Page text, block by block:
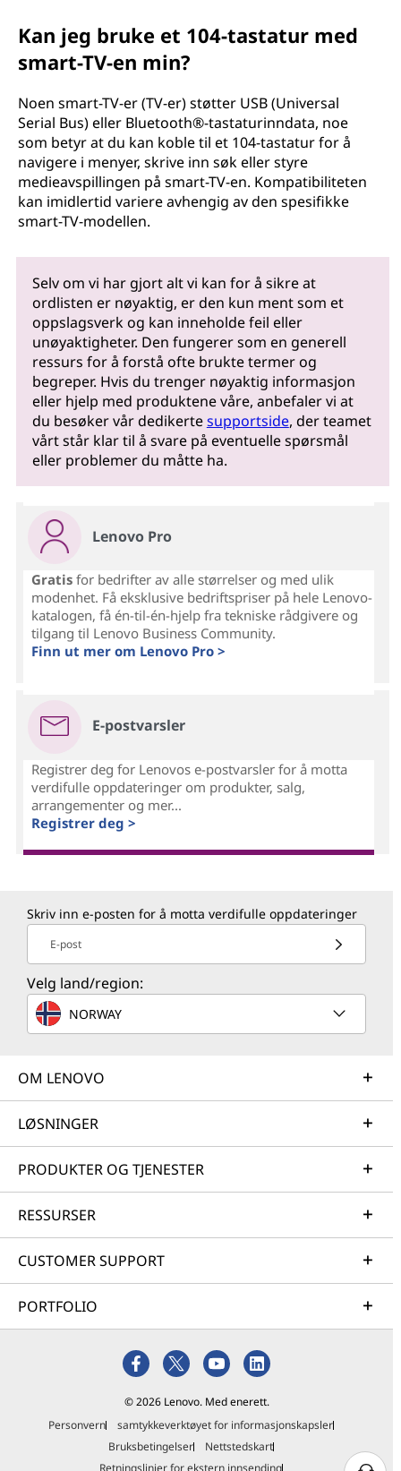
Kan jeg bruke et 104-tastatur med
smart-TV-en min?
Noen smart-TV-er (TV-er) støtter USB (Universal
Serial Bus) eller Bluetooth®-tastaturinndata, noe
som betyr at du kan koble til et 104-tastatur for å
navigere i menyer, skrive inn søk eller styre
medieavspillingen på smart-TV-en. Kompatibiliteten
kan imidlertid variere avhengig av den spesifikke
smart-TV-modellen.
Selv om vi har gjort alt vi kan for å sikre at
ordlisten er nøyaktig, er den kun ment som et
oppslagsverk og kan inneholde feil eller
unøyaktigheter. Den fungerer som en generell
ressurs for å forstå ofte brukte termer og
begreper. Hvis du trenger nøyaktig informasjon
eller hjelp med produktene våre, anbefaler vi at
du besøker vår dedikertesupportside, der teamet
vårt står klar til å svare på eventuelle spørsmål
eller problemer du måtte ha.
Lenovo Pro
Gratisfor bedrifter av alle størrelser og med ulik
modenhet. Få eksklusive bedriftspriser på hele Lenovo-
katalogen, få én-til-én-hjelp fra tekniske rådgivere og
tilgang til Lenovo Business Community.
Finn ut mer om Lenovo Pro >
E-postvarsler
Registrer deg for Lenovos e-postvarsler for å motta
verdifulle oppdateringer om produkter, salg,
arrangementer og mer...
Registrer deg >
Skriv inn e-posten for å motta verdifulle oppdateringer
E-post
Velg land/region:
NORWAY
OM LENOVO
LØSNINGER
PRODUKTER OG TJENESTER
RESSURSER
CUSTOMER SUPPORT
PORTFOLIO
© 2026 Lenovo. Med enerett.
Personvern
samtykkeverktøyet for informasjonskapsler
Bruksbetingelser
Nettstedskart
Retningslinjer for ekstern innsending